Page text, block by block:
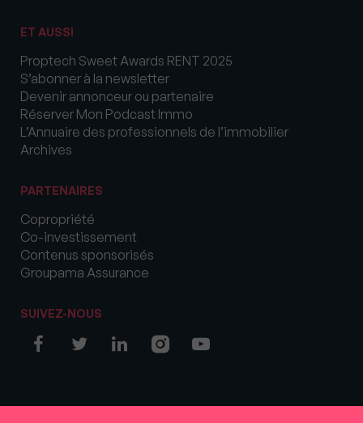
ET AUSSI
Proptech Sweet Awards RENT 2025
S’abonner à la newsletter
Devenir annonceur ou partenaire
Réserver Mon Podcast Immo
L’Annuaire des professionnels de l’immobilier
Archives
PARTENAIRES
Copropriété
Co-investissement
Contenus sponsorisés
Groupama Assurance
SUIVEZ-NOUS